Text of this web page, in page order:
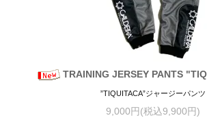
TRAINING JERSEY PANTS
”TIQUITACA”ジャージーパンツ
9,000円(税込9,900円)